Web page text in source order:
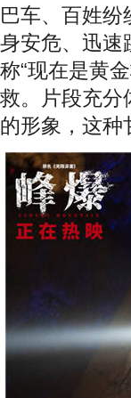
巴车、百姓
身安危、迅速
称“现在是黄
救。片段充分
的形象，这种